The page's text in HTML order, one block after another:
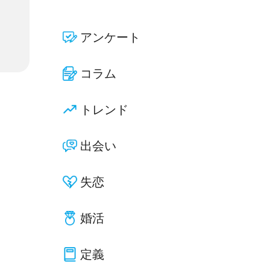
アンケート
コラム
トレンド
出会い
失恋
婚活
定義